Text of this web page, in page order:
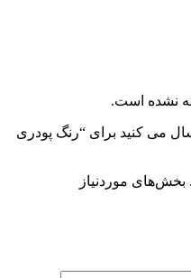
نشده است.
می کنید برای “رنگ پودری
بخش‌های موردنیاز